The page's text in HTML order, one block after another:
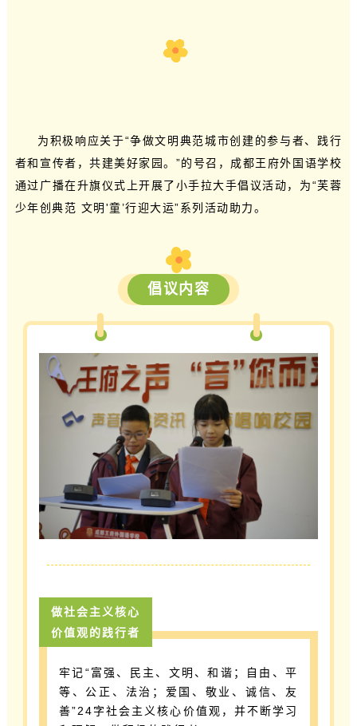
为积极响应关于“争做文明典范城市创建的参与者、践行
者和宣传者，共建美好家园。”的号召， 成都王府外国语学校
通过广播在升旗仪式上开展了小手拉大手倡议活动，为“芙蓉
少年创典范 文明'童’行迎大运”系列活动助力。
倡议内容
做社会主义核心
价值观的践行者
牢记“富强、民主、文明、和谐；自由、平
等、公正、法治；爱国、敬业、诚信、友
善”24字社会主义核心价值观，并不断学习